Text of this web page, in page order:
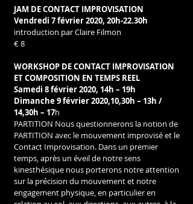
JAM DE CONTACT IMPROVISATION
Vendredi 7 février 2020, 20h-22.30h
introduction par Claire Filmon
€ 8
WORKSHOP DE CONTACT IMPROVISATION
ET COMPOSITION EN TEMPS REEL
Samedi 8 février 2020, 14h – 19h
Dimanche 9 février 2020,10,30h – 13h /
14,30h – 17h
PARTITION Nous questionnerons la notion de
PARTITION avec le mouvement improvisé et le
Contact Improvisation. Dans un premier
temps, après un éveil de notre sens
kinesthésique nous porterons notre attention
sur la précision du mouvement et notre
engagement physique, en particulier en